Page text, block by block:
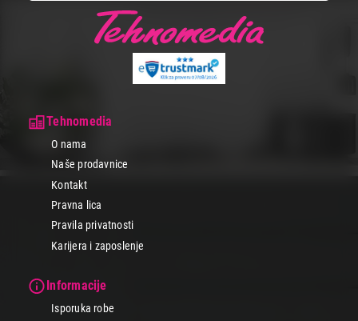
Tehnomedia
O nama
Naše prodavnice
Kontakt
Pravna lica
Pravila privatnosti
Karijera i zaposlenje
Informacije
Isporuka robe